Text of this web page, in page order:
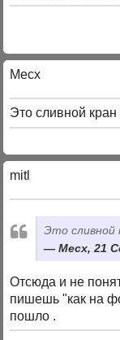
Mecx
Это сливной
mitl
Это сливной
Mecx, 21
Отсюда и не
пишешь "как на
пошло .